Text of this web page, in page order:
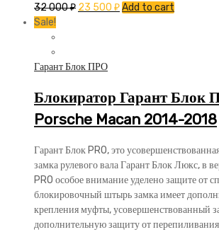
32 000₽ 23 500 ₽Add to cart
Sale!
Гарант Блок ПРО
Блокиратор Гарант Блок
Porsche Macan 2014-2018
Гарант Блок PRO, это
замка рулевого вала Гарант Блок Люкс, в
PRO особое внимание уделено защите от
блокировочный штырь замка имеет
крепления муфты, усовершенствованный
дополнительную защиту от